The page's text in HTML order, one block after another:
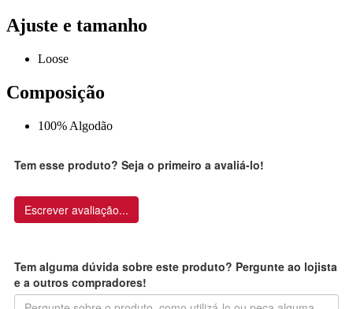
Ajuste e tamanho
Loose
Composição
100% Algodão
Tem esse produto? Seja o primeiro a avaliá-lo!
Escrever avaliação...
Tem alguma dúvida sobre este produto? Pergunte ao lojista
e a outros compradores!